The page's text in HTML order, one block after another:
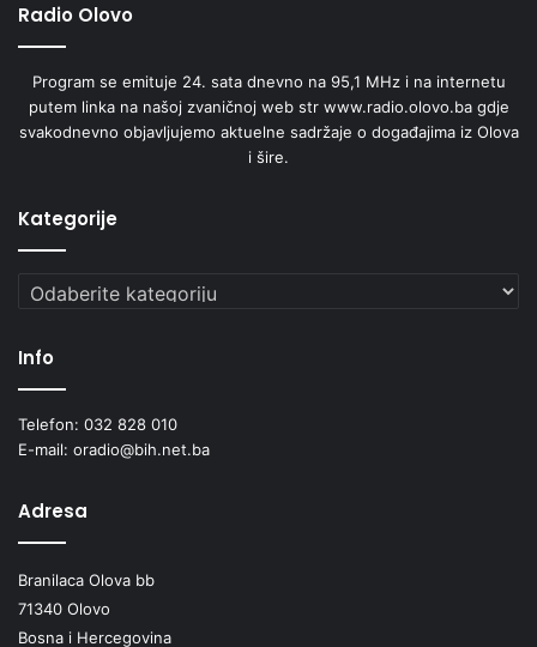
Radio Olovo
Program se emituje 24. sata dnevno na 95,1 MHz i na internetu
putem linka na našoj zvaničnoj web str www.radio.olovo.ba gdje
svakodnevno objavljujemo aktuelne sadržaje o događajima iz Olova
i šire.
Kategorije
Kategorije
Info
Telefon: 032 828 010
E-mail: oradio@bih.net.ba
Adresa
Branilaca Olova bb
71340 Olovo
Bosna i Hercegovina